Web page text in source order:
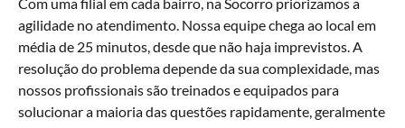
agilidade no atendimento. Nossa equipe chega ao local em
média de 25 minutos, desde que não haja imprevistos. A
resolução do problema depende da sua complexidade, mas
nossos profissionais são treinados e equipados para
solucionar a maioria das questões rapidamente, geralmente